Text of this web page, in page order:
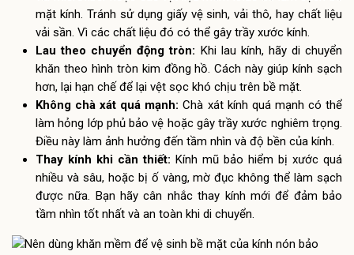
mặt kính. Tránh sử dụng giấy vệ sinh, vải thô, hay chất liệu
vải sần. Vì các chất liệu đó có thể gây trầy xước kính.
Lau theo chuyển động tròn: Khi lau kính, hãy di chuyển
khăn theo hình tròn kim đồng hồ. Cách này giúp kính sạch
hơn, lại hạn chế để lại vệt sọc khó chịu trên bề mặt.
Không chà xát quá mạnh: Chà xát kính quá mạnh có thể
làm hỏng lớp phủ bảo vệ hoặc gây trầy xước nghiêm trọng.
Điều này làm ảnh hưởng đến tầm nhìn và độ bền của kính.
Thay kính khi cần thiết: Kính mũ bảo hiểm bị xước quá
nhiều và sâu, hoặc bị ố vàng, mờ đục không thể làm sạch
được nữa. Bạn hãy cân nhắc thay kính mới để đảm bảo
tầm nhìn tốt nhất và an toàn khi di chuyển.